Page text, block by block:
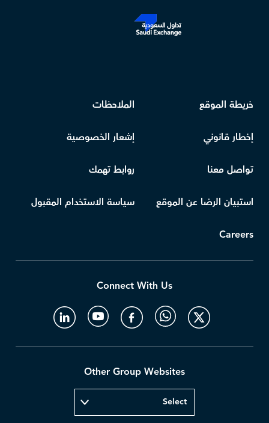
خريطة الموقع الملاحظات
إخطار قانوني إشعار الخصوصية
تواصل معنا روابط تهمك
استبيان الرضا عن الموقع سياسة الاستخدام المقبول
Careers
Connect With Us
Other Group Websites